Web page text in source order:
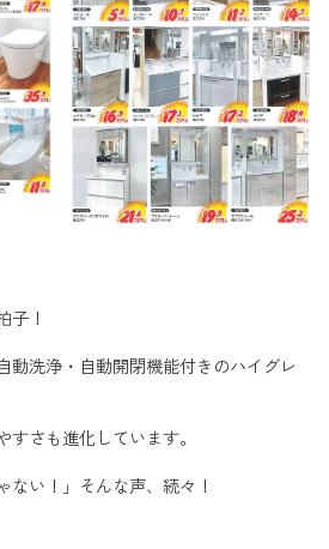
子！
動洗浄・自動開閉機能付きのハイグレ
さも進化しています。
ない！」そんな声、続々！